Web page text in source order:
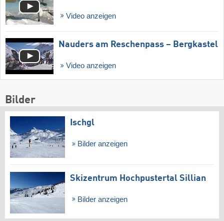
Video anzeigen
Nauders am Reschenpass – Bergkastel
Video anzeigen
Bilder
Ischgl
Bilder anzeigen
Skizentrum Hochpustertal Sillian
Bilder anzeigen